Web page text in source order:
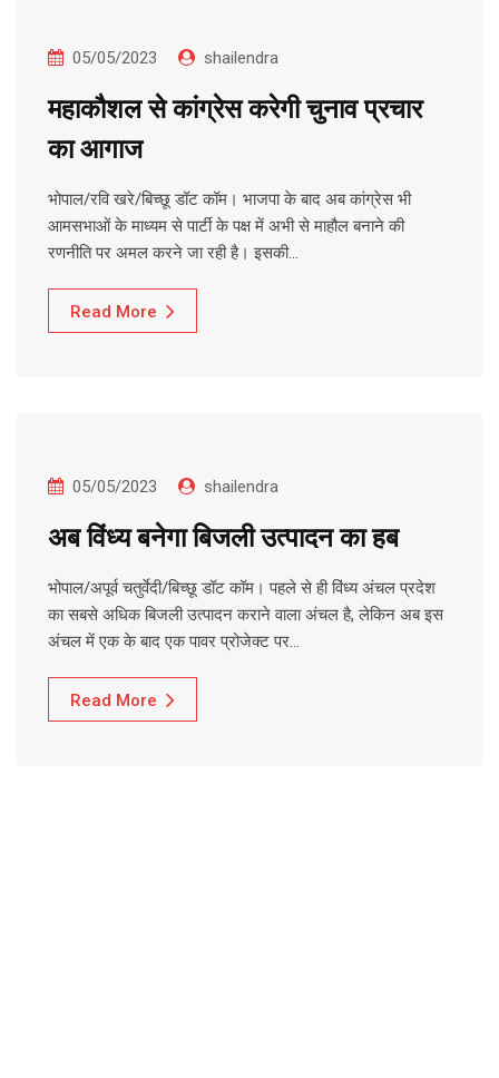
05/05/2023 shailendra
महाकौशल से कांग्रेस करेगी चुनाव प्रचार
का आगाज
भोपाल/रवि खरे/बिच्छू डॉट कॉम। भाजपा के बाद अब कांग्रेस भी
आमसभाओं के माध्यम से पार्टी के पक्ष में अभी से माहौल बनाने की
रणनीति पर अमल करने जा रही है। इसकी…
Read More
05/05/2023 shailendra
अब विंध्य बनेगा बिजली उत्पादन का हब
भोपाल/अपूर्व चतुर्वेदी/बिच्छू डॉट कॉम। पहले से ही विंध्य अंचल प्रदेश
का सबसे अधिक बिजली उत्पादन कराने वाला अंचल है, लेकिन अब इस
अंचल में एक के बाद एक पावर प्रोजेक्ट पर…
Read More